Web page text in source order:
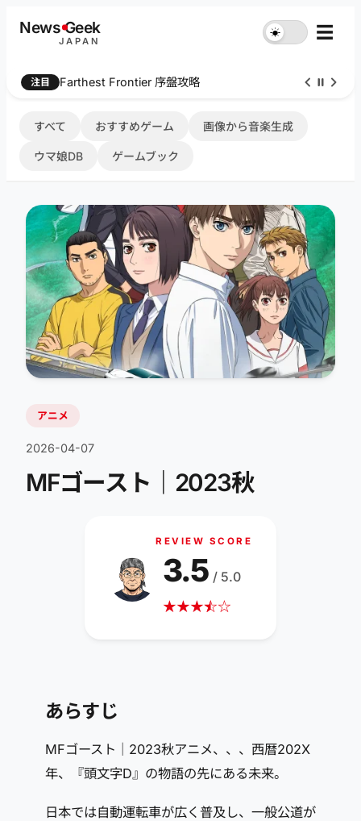
NewsGeek
JAPAN
☀︎ ☰
注目 Farthest Frontier 序盤攻略
すべて おすすめゲーム 画像から音楽生成
ウマ娘DB ゲームブック
アニメ
2026-04-07
MFゴースト｜2023秋
REVIEW SCORE
★★★☆
★☆
3.5 / 5.0
あらすじ
MFゴースト｜2023秋アニメ、、、西暦202X
年、『頭文字D』の物語の先にある未来。
日本では自動運転車が広く普及し、一般公道が